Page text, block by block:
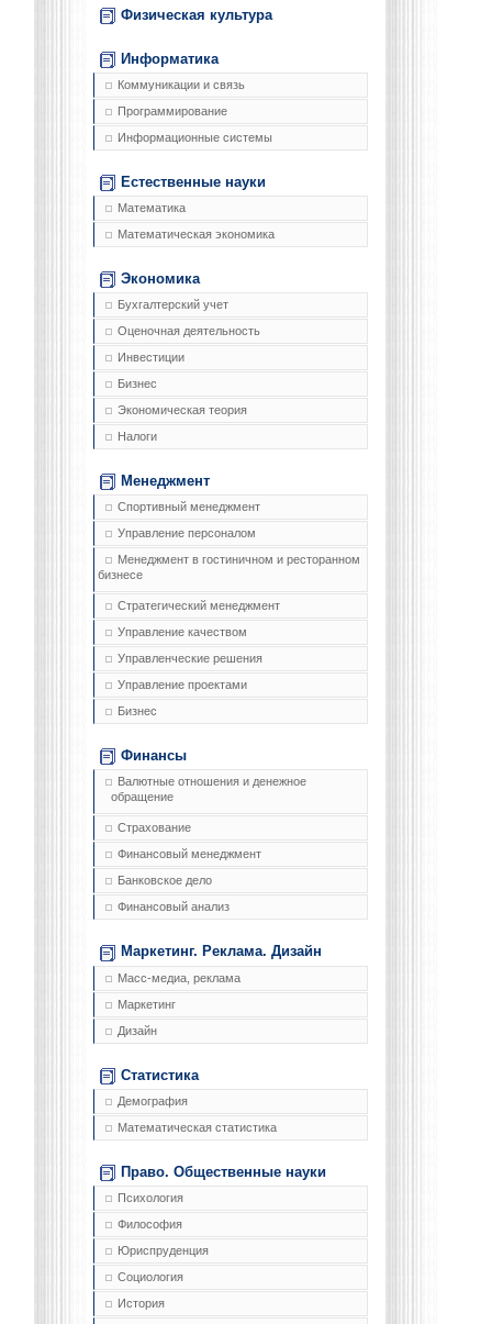
Физическая культура
Информатика
Коммуникации и связь
Программирование
Информационные системы
Естественные науки
Математика
Математическая экономика
Экономика
Бухгалтерский учет
Оценочная деятельность
Инвестиции
Бизнес
Экономическая теория
Налоги
Менеджмент
Спортивный менеджмент
Управление персоналом
Менеджмент в гостиничном и ресторанном
бизнесе
Стратегический менеджмент
Управление качеством
Управленческие решения
Управление проектами
Бизнес
Финансы
Валютные отношения и денежное
обращение
Страхование
Финансовый менеджмент
Банковское дело
Финансовый анализ
Маркетинг. Реклама. Дизайн
Масс-медиа, реклама
Маркетинг
Дизайн
Статистика
Демография
Математическая статистика
Право. Общественные науки
Психология
Философия
Юриспруденция
Социология
История